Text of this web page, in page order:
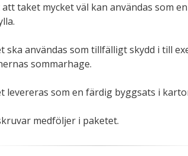
taket mycket väl kan användas som en
ska användas som tillfälligt skydd i till
sommarhage.
levereras som en färdig byggsats i
medföljer i paketet.